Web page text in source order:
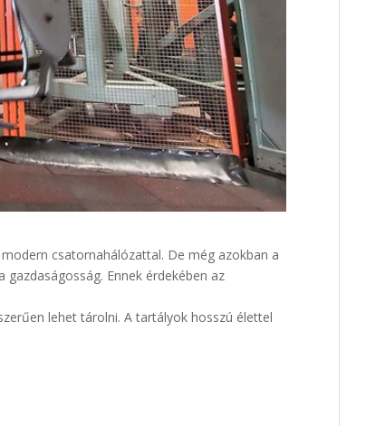
csatornahálózattal. De még azokban a
Ennek érdekében az
lehet tárolni. A tartályok hosszú élettel